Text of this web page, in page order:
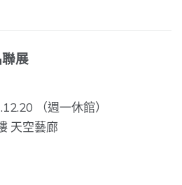
展
（週一休館）
天空藝廊